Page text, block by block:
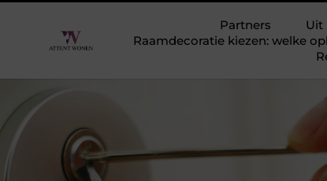
Partners Uit
Raamdecoratie kiezen: welke